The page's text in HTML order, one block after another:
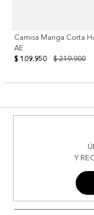
Camisa Manga Corta
AE
$ 219.900
$ 109.950
Y